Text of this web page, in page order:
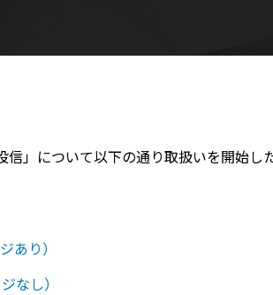
」について以下の通り取扱いを開始し
あり）
なし）